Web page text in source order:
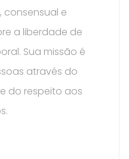
consensual e
a liberdade de
Sua missão é
através do
do respeito aos